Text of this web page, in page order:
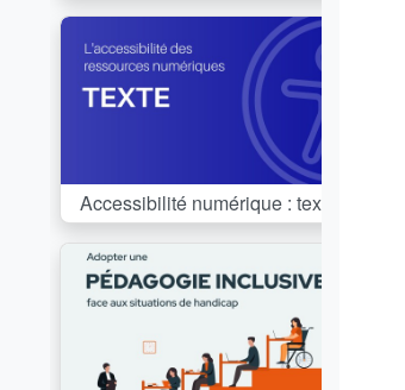
Cours:
Accessibilité numérique : texte